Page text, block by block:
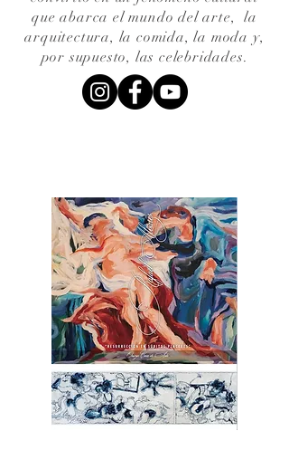
que abarca el mundo del arte,la
arquitectura, la comida, la moda y,
por supuesto, las celebridades.